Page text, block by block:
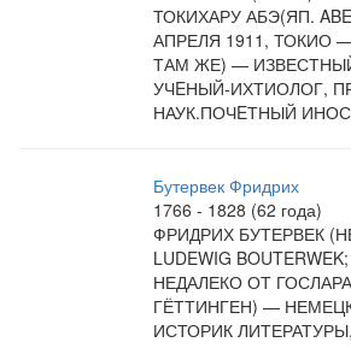
ТОКИХАРУ АБЭ(ЯП. ABE
АПРЕЛЯ 1911, ТОКИО
ТАМ ЖЕ) —
УЧEНЫЙ-ИХТИОЛОГ,
НАУК.ПОЧEТНЫЙ
Бутервек Фридрих
1766 - 1828 (62 года)
ФРИДРИХ БУТЕРВЕК
LUDEWIG
НЕДАЛЕКО ОТ
ГЁТТИНГЕН) —
ИСТОРИК